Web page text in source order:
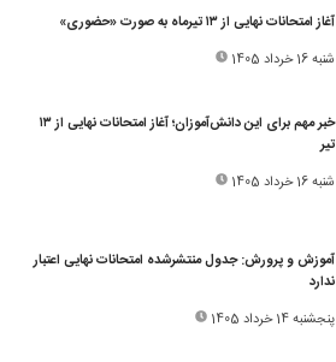
آغاز امتحانات نهایی از ۱۳ تیرماه به صورت «حضوری»
شنبه 16 خرداد 1405
خبر مهم برای این دانش‌آموزان؛ آغاز امتحانات نهایی از ۱۳
تیر
شنبه 16 خرداد 1405
آموزش و پرورش: جدول منتشرشده امتحانات نهایی اعتبار
ندارد
پنجشنبه 14 خرداد 1405